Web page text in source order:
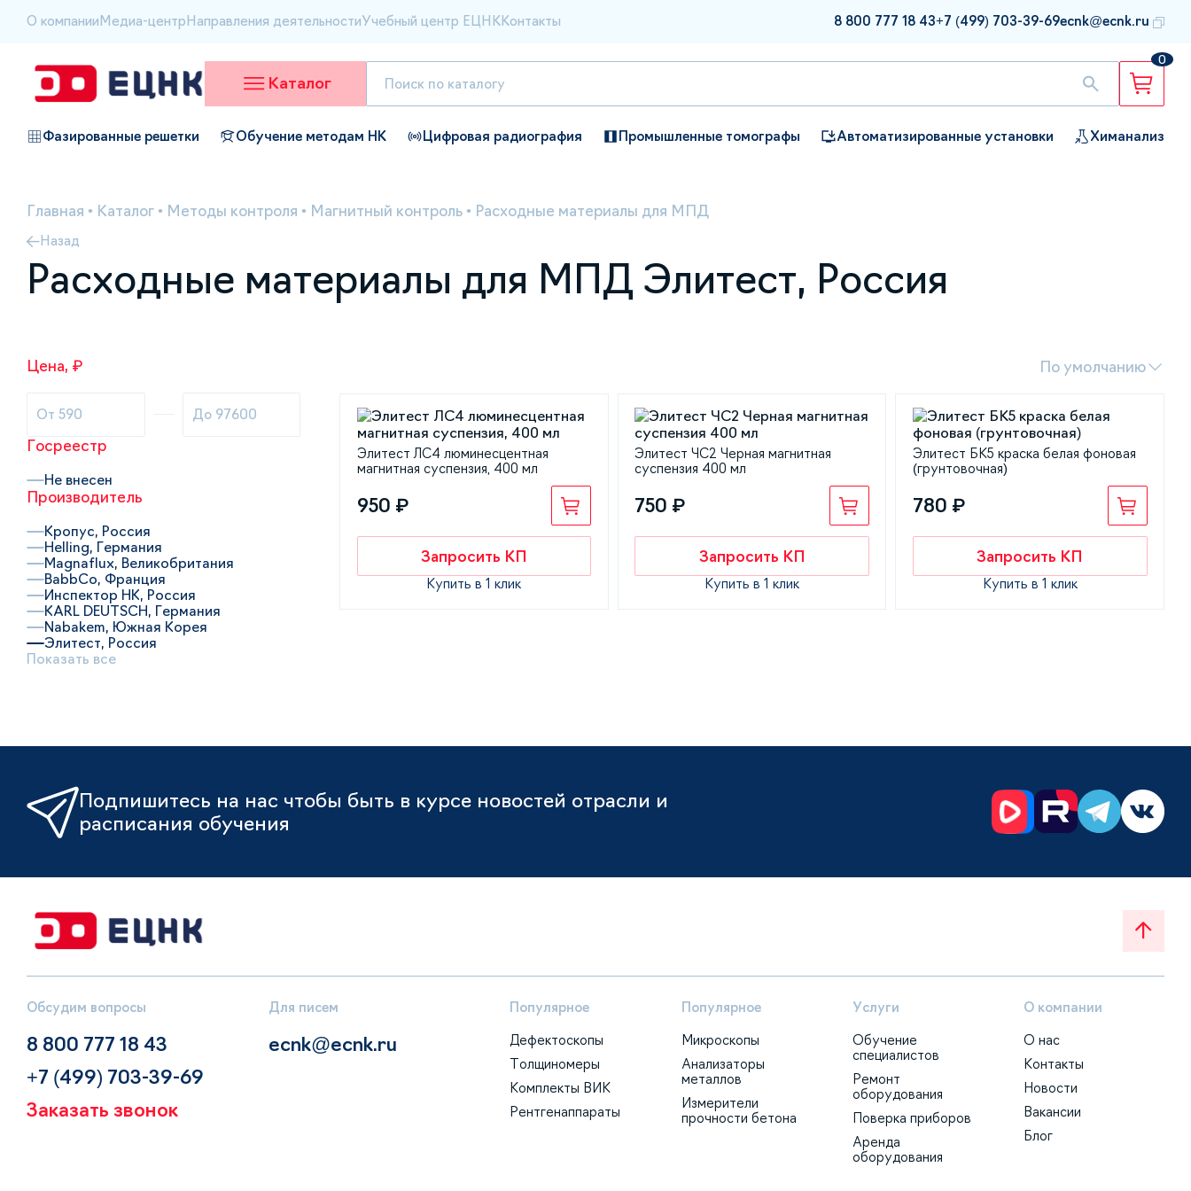
О компании Медиа-центр Направления деятельностиУчебный центр ЕЦНК Контакты 8 800 777 18 43+7 (499) 703-39-69ecnk@ecnk.ru
Каталог
0
Фазированные решетки Обучение методам НК Цифровая радиография Промышленные томографы Автоматизированные установки Химанализ
Главная • Каталог • Методы контроля • Магнитный контроль • Расходные материалы для МПД
Назад
Расходные материалы для МПД Элитест, Россия
Цена, ₽
Госреестр
Не внесен
Производитель
Кропус, Россия
Helling, Германия
Magnaflux, Великобритания
BabbCo, Франция
Инспектор НК, Россия
KARL DEUTSCH, Германия
Nabakem, Южная Корея
Элитест, Россия
Показать все
По умолчанию
Элитест ЛС4 люминесцентная
магнитная суспензия, 400 мл
950 ₽
Запросить КП
Купить в 1 клик
Элитест ЧС2 Черная магнитная
суспензия 400 мл
750 ₽
Запросить КП
Купить в 1 клик
Элитест БК5 краска белая фоновая
(грунтовочная)
780 ₽
Запросить КП
Купить в 1 клик
Подпишитесь на нас чтобы быть в курсе новостей отрасли и
расписания обучения
Обсудим вопросы
8 800 777 18 43
+7 (499) 703-39-69
Заказать звонок
Для писем
ecnk@ecnk.ru
Популярное
Дефектоскопы
Толщиномеры
Комплекты ВИК
Рентгенаппараты
Популярное
Микроскопы
Анализаторы
металлов
Измерители
прочности бетона
Услуги
Обучение
специалистов
Ремонт
оборудования
Поверка приборов
Аренда
оборудования
О компании
О нас
Контакты
Новости
Вакансии
Блог